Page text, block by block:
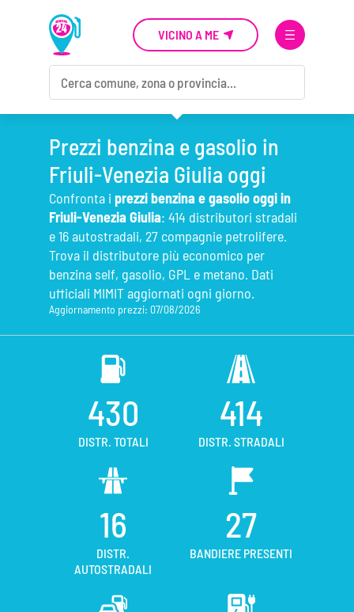
VICINO A ME
Prezzi benzina e gasolio in
Friuli-Venezia Giulia oggi
Confronta i prezzi benzina e gasolio oggi in
Friuli-Venezia Giulia: 414 distributori stradali
e 16 autostradali, 27 compagnie petrolifere.
Trova il distributore più economico per
benzina self, gasolio, GPL e metano. Dati
ufficiali MIMIT aggiornati ogni giorno.
Aggiornamento prezzi: 07/08/2026
430
DISTR. TOTALI
414
DISTR. STRADALI
16
DISTR.
AUTOSTRADALI
27
BANDIERE PRESENTI